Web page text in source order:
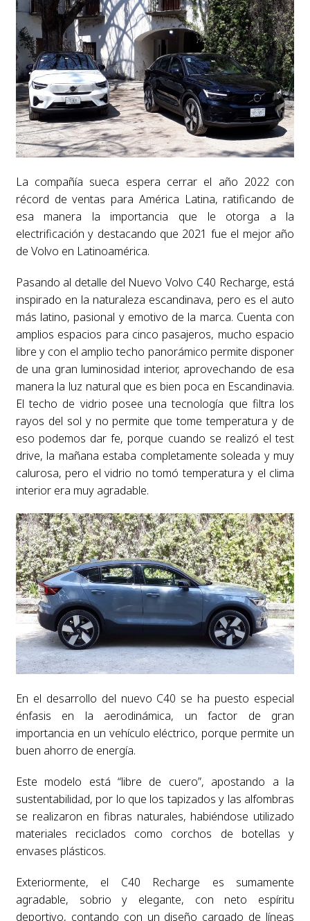
La compañía sueca espera cerrar el año 2022 con
récord de ventas para América Latina, ratificando de
esa manera la importancia que le otorga a la
electrificación y destacando que 2021 fue el mejor año
de Volvo en Latinoamérica.
Pasando al detalle del Nuevo Volvo C40 Recharge, está
inspirado en la naturaleza escandinava, pero es el auto
más latino, pasional y emotivo de la marca. Cuenta con
amplios espacios para cinco pasajeros, mucho espacio
libre y con el amplio techo panorámico permite disponer
de una gran luminosidad interior, aprovechando de esa
manera la luz natural que es bien poca en Escandinavia.
El techo de vidrio posee una tecnología que filtra los
rayos del sol y no permite que tome temperatura y de
eso podemos dar fe, porque cuando se realizó el test
drive, la mañana estaba completamente soleada y muy
calurosa, pero el vidrio no tomó temperatura y el clima
interior era muy agradable.
En el desarrollo del nuevo C40 se ha puesto especial
énfasis en la aerodinámica, un factor de gran
importancia en un vehículo eléctrico, porque permite un
buen ahorro de energía.
Este modelo está “libre de cuero”, apostando a la
sustentabilidad, por lo que los tapizados y las alfombras
se realizaron en fibras naturales, habiéndose utilizado
materiales reciclados como corchos de botellas y
envases plásticos.
Exteriormente, el C40 Recharge es sumamente
agradable, sobrio y elegante, con neto espíritu
deportivo, contando con un diseño cargado de líneas